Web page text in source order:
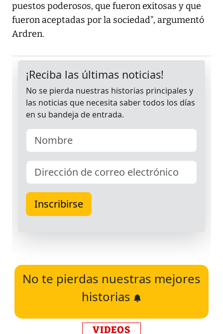
puestos poderosos, que fueron exitosas y que
fueron aceptadas por la sociedad", argumentó
Ardren.
No te pierdas nuestras mejores
historias
VIDEOS